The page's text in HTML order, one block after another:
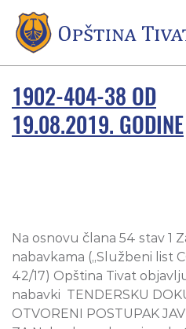
1902-404-38 OD
19.08.2019. GODINE
Na osnovu člana 54 stav 1
nabavkama („Službeni list
42/17) Opština Tivat
nabavki TENDERSKU
OTVORENI POSTUPAK